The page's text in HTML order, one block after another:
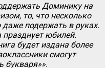
Доминику на
то, что несколько
подержать в руках.
юбилей.
будет издана более
смогут
букваря»».